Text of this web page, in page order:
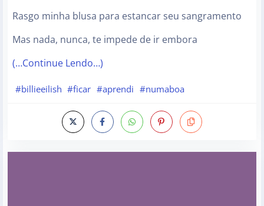
Rasgo minha blusa para estancar seu sangramento
Mas nada, nunca, te impede de ir embora
(…Continue Lendo…)
#billieeilish #ficar #aprendi #numaboa